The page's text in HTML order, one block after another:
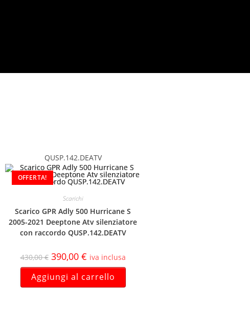
QUSP.142.DEATV
OFFERTA!
Scarichi
Scarico GPR Adly 500 Hurricane S
2005-2021 Deeptone Atv silenziatore
con raccordo QUSP.142.DEATV
430,00€ 390,00 € iva inclusa
Aggiungi al carrello